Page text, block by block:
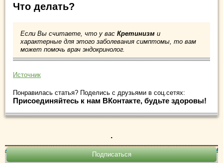
Что делать?
Если Вы считаете, что у вас Кретинизм и
характерные для этого заболевания симптомы, то вам
может помочь врач эндокринолог.
Источник
Понравилась статья? Поделись с друзьями в соц.сетях:
Присоединяйтесь к нам ВКонтакте, будьте здоровы!
.